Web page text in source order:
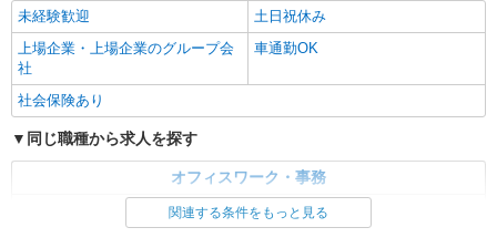
愛知県岡崎市／最寄駅：大門（愛知県）駅
【岡崎市北部エリア】豊田市方面からも通勤スム
ーズなエリアです ≪車通勤可≫ 無料駐車場をご
キープ 詳細を見る
派遣社員
パーソルテンプスタッフ株式会社 中部コーディネートセンター二課
★リストを見ながらコツコツ入力★祝日休みも
OK×残業なし＜岡崎市北部＞
未経験歓迎
土日祝休み
上場企業・上場企業のグループ会
社
車通勤OK
社会保険あり
同じ職種から求人を探す
オフィスワーク・事務
関連する条件をもっと見る